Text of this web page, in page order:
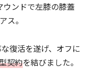
ウンドで左膝の膝蓋
ス。
復活を遂げ、オフに
契約を結びました。